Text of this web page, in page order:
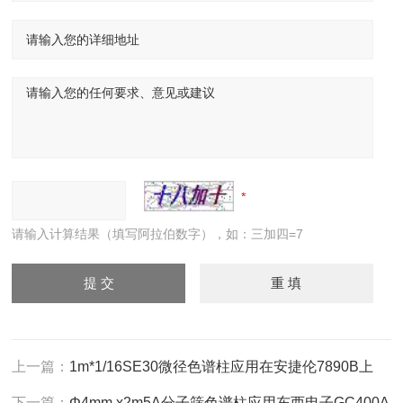
请输入计算结果（填写阿拉伯数字），如：三加四=7
上一篇： 1m*1/16SE30微径色谱柱应用在安捷伦7890B上